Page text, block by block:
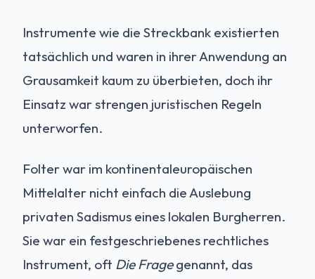
Instrumente wie die Streckbank existierten
tatsächlich und waren in ihrer Anwendung an
Grausamkeit kaum zu überbieten, doch ihr
Einsatz war strengen juristischen Regeln
unterworfen.
Folter war im kontinentaleuropäischen
Mittelalter nicht einfach die Auslebung
privaten Sadismus eines lokalen Burgherren.
Sie war ein festgeschriebenes rechtliches
Instrument, oft Die Fragegenannt, das